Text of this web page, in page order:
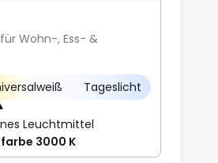
Wohn-, Ess- &
Tageslicht
Leuchtmittel
3000 K